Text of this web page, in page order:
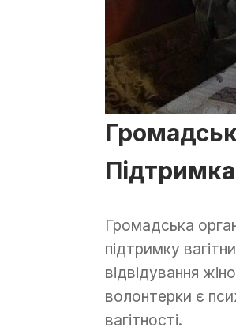
Громадська
підтримку
відвідування
волонтерки є
вагітності.